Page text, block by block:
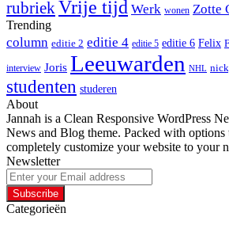
rubriekVrije tijd Werk wonen Zotte
Trending
column editie 2 editie 4 editie 5 editie 6 Felix
interview Joris Leeuwarden NHL
studenten studeren
About
Jannah is a Clean Responsive WordPress
News and Blog theme. Packed with
completely customize your website to your
Newsletter
Enter
your
Email
address
Categorieën